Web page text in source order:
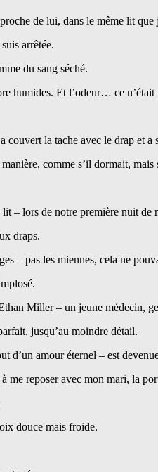
de lui, dans le même lit que
arrêtée.
du sang séché.
humides. Et l’odeur… ce n’était
couvert la tache avec le drap
comme s’il dormait,
lit – lors de notre première nuit
draps.
– pas les miennes, cela ne
Miller – un jeune médecin,
jusqu’au moindre détail.
amour éternel – est
reposer avec mon mari, la
douce mais froide.